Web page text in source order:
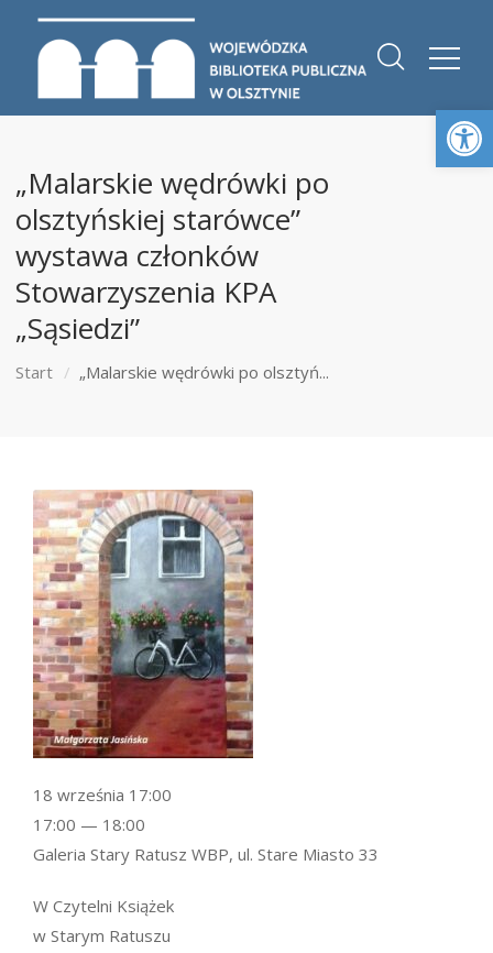
„Malarskie wędrówki po
olsztyńskiej starówce”
wystawa członków
Stowarzyszenia KPA
„Sąsiedzi”
Start „Malarskie wędrówki po olsztyń...
W Czytelni Książek
w Starym Ratuszu
18 września 17:00
17:00 — 18:00
Galeria Stary Ratusz WBP, ul. Stare Miasto 33